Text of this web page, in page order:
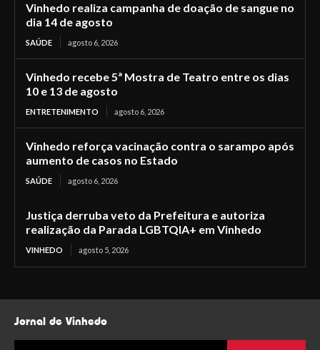
Vinhedo realiza campanha de doação de sangue no
dia 14 de agosto
SAÚDE agosto 6, 2026
Vinhedo recebe 5ª Mostra de Teatro entre os dias
10 e 13 de agosto
ENTRETENIMENTO agosto 6, 2026
Vinhedo reforça vacinação contra o sarampo após
aumento de casos no Estado
SAÚDE agosto 6, 2026
Justiça derruba veto da Prefeitura e autoriza
realização da Parada LGBTQIA+ em Vinhedo
VINHEDO agosto 5, 2026
Jornal de Vinhedo